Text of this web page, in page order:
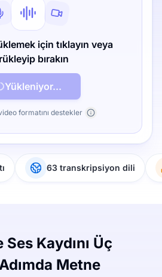
için tıklayın veya
bırakın
Yükleniyor...
formatını destekler
63 transkripsiyon dili
Kaydını Üç
Metne